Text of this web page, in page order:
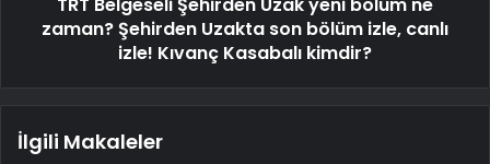
zaman? Şehirden Uzakta son bölüm izle, canlı
izle! Kıvanç Kasabalı kimdir?
İlgili Makaleler